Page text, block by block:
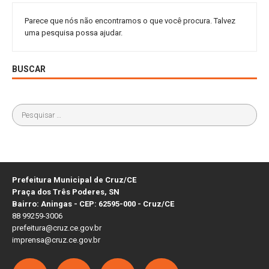
Parece que nós não encontramos o que você procura. Talvez
uma pesquisa possa ajudar.
BUSCAR
Prefeitura Municipal de Cruz/CE
Praça dos Três Poderes, SN
Bairro: Aningas - CEP: 62595-000 - Cruz/CE
88 99259-3006
prefeitura@cruz.ce.gov.br
imprensa@cruz.ce.gov.br